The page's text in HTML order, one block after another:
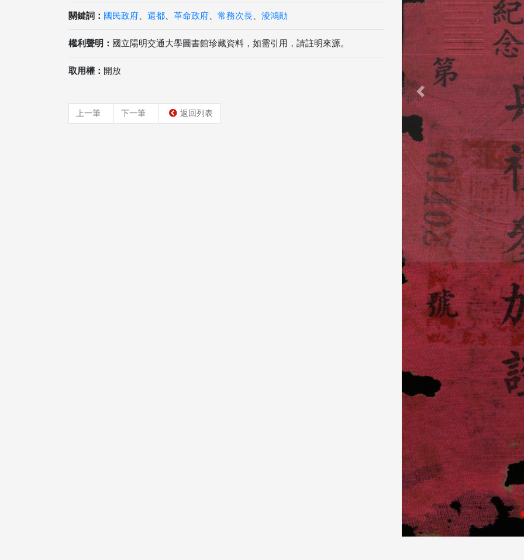
關鍵詞： 國民政府 還都 革命政府 常務次長 淩鴻勛
權利聲明： 國立陽明交通大學圖書館珍藏資料，如需引用，請註明來源。
取用權： 開放
上一筆 下一筆 返回列表
Previous